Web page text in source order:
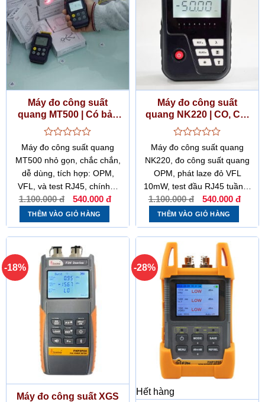
Máy đo công suất
quang MT500 | Có bảo
hành, hóa đơn, CO, CQ
Được
hạng
0
5
Máy đo công suất quang
MT500 nhỏ gọn, chắc chắn,
dễ dùng, tích hợp: OPM,
VFL, và test RJ45, chính…
1.100.000đ
Giá
gốc
là:
1.100.000 đ.
540.000 đ
540.000 đ.
THÊM VÀO GIỎ HÀNG
Máy đo công suất
quang NK220 | CO, CQ,
hóa đơn, bảo hành
Được
hạng
0
5
Máy đo công suất quang
NK220, đo công suất quang
OPM, phát laze đỏ VFL
10mW, test đầu RJ45 tuần…
1.100.000đ
Giá
gốc
là:
1.100.000 đ.
540.000 đ
THÊM VÀO GIỎ HÀNG
-18%
Máy đo công suất XGS
-28%
Hết hàng